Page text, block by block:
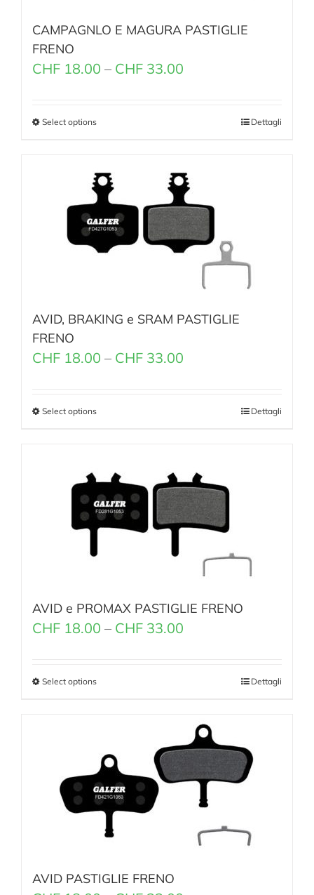
CAMPAGNLO E MAGURA PASTIGLIE
FRENO
CHF 18.00 – CHF 33.00
Select options Dettagli
AVID, BRAKING e SRAM PASTIGLIE
FRENO
CHF 18.00 – CHF 33.00
Select options Dettagli
AVID e PROMAX PASTIGLIE FRENO
CHF 18.00 – CHF 33.00
Select options Dettagli
AVID PASTIGLIE FRENO